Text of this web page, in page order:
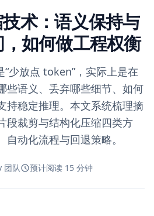
术：语义保持与
如何做工程权衡
少放点 token”，实际上是在
些语义、丢弃哪些细节、如何
持稳定推理。本文系统梳理摘
段裁剪与结构化压缩四类方
动化流程与回退策略。
团队 预计阅读 15 分钟